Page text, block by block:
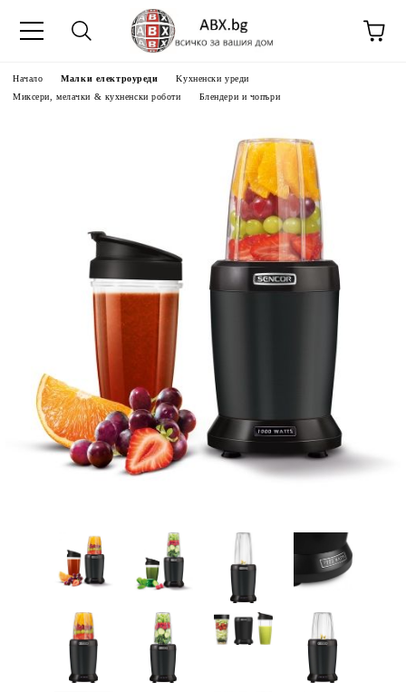
Начало Малки електроуреди
Kухненски уреди
Миксери, мелачки & кухненски роботи
Блендери и чопъри